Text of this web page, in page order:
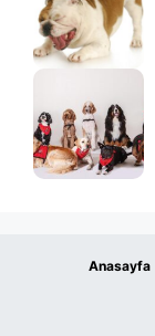
Anasayfa